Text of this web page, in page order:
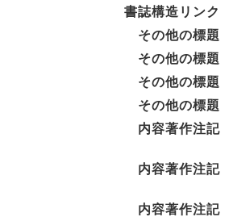
書誌構造リンク
その他の標題
その他の標題
その他の標題
その他の標題
内容著作注記
内容著作注記
内容著作注記